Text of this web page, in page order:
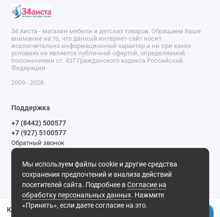
Коляска EPICA XL AIR с сумкой'2025 (2кол.(20,3см)2кол.(29см))(упак.1шт.)(Indigo) (зеленый)
Мы используем файлы cookie и другие средства
сохранения предпочтений и анализа действий
посетителей сайта. Подробнее вСогласие на
обработку персональных данных. Нажмите
«Принять», если даете согласие на это.
34 Аиста - магазин мебели и детских товаров. Обращаем Ваше
внимание на то, что данный интернет-сайт носит
исключительно информационный характер и ни при каких
условиях не является публичной офертой, определяемой
положениями ст. 437 Гражданского кодекса Российской
Федерации
2009 - 2026
Поддержка
+7 (8442) 500577
+7 (927) 5100577
Обратный звонок
Мы в сети